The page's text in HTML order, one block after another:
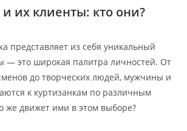
их клиенты: кто они?
представляет из себя уникальный
— это широкая палитра личностей. От
до творческих людей, мужчины и
к куртизанкам по различным
же движет ими в этом выборе?